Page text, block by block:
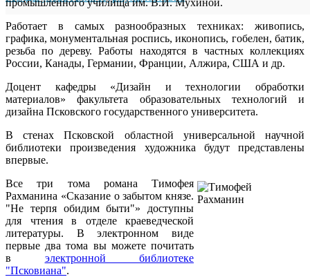
промышленного училища им. В.И. Мухиной.
Работает в самых разнообразных техниках: живопись,
графика, монументальная роспись, иконопись, гобелен, батик,
резьба по дереву. Работы находятся в частных коллекциях
России, Канады, Германии, Франции, Алжира, США и др.
Доцент кафедры «Дизайн и технологии обработки
материалов» факультета образовательных технологий и
дизайна Псковского государственного университета.
В стенах Псковской областной универсальной научной
библиотеки произведения художника будут представлены
впервые.
Все три тома романа Тимофея
Рахманина «Сказание о забытом князе.
"Не терпя обидим быти"» доступны
для чтения в отделе краеведческой
литературы. В электронном виде
первые два тома вы можете почитать
в электронной библиотеке
"Псковиана".